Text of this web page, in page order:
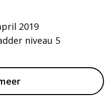
2019
niveau 5